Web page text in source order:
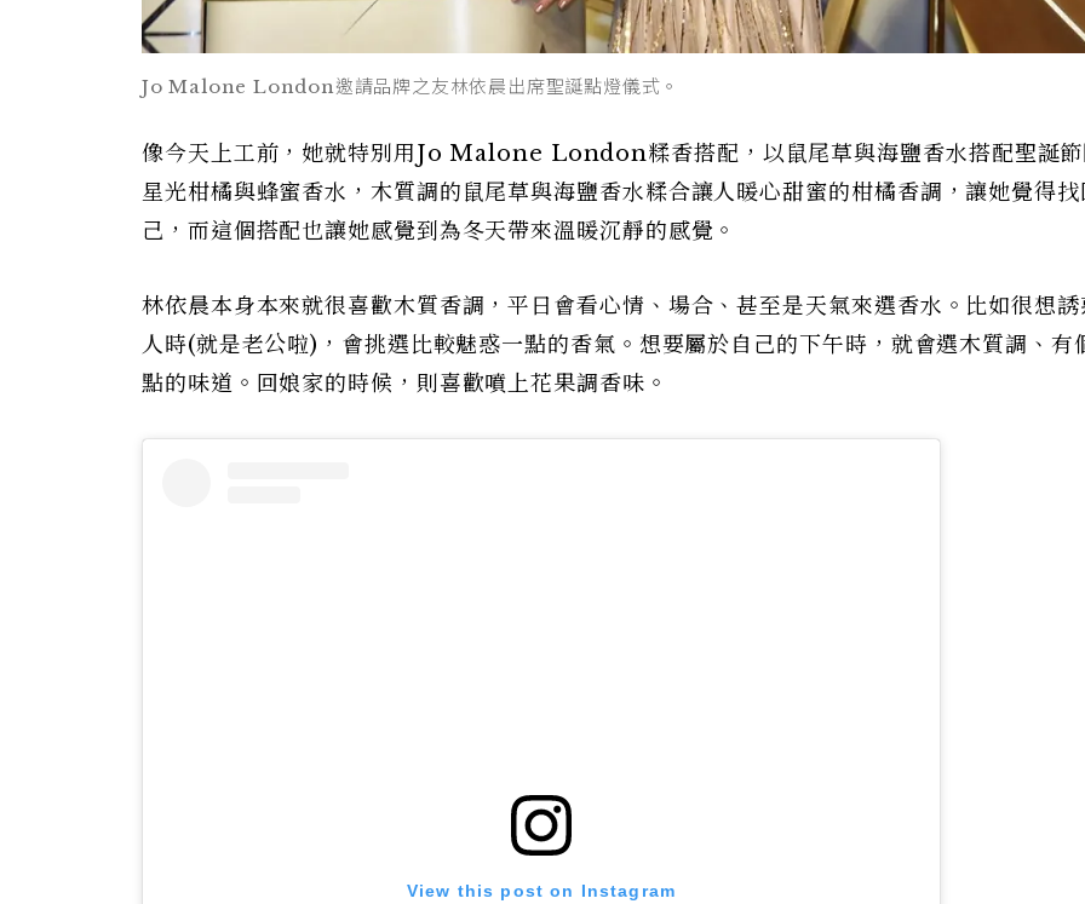
Jo Malone London邀請品牌之友林依晨出席聖誕點燈儀式。
像今天上工前，她就特別用Jo Malone London糅香搭配，以鼠尾草與海鹽香水搭配聖誕
星光柑橘與蜂蜜香水，木質調的鼠尾草與海鹽香水糅合讓人暖心甜蜜的柑橘香調，讓她覺得
己，而這個搭配也讓她感覺到為冬天帶來溫暖沉靜的感覺。
林依晨本身本來就很喜歡木質香調，平日會看心情、場合、甚至是天氣來選香水。比如很想
人時(就是老公啦)，會挑選比較魅惑一點的香氣。想要屬於自己的下午時，就會選木質調、有
點的味道。回娘家的時候，則喜歡噴上花果調香味。
View this post on Instagram